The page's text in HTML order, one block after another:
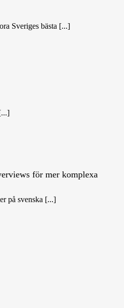
Sveriges bästa [...]
för mer komplexa
på svenska [...]